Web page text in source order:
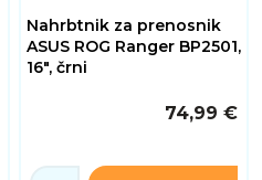
Nahrbtnik za prenosnik
ASUS ROG Ranger BP2501,
16", črni
74,99 €